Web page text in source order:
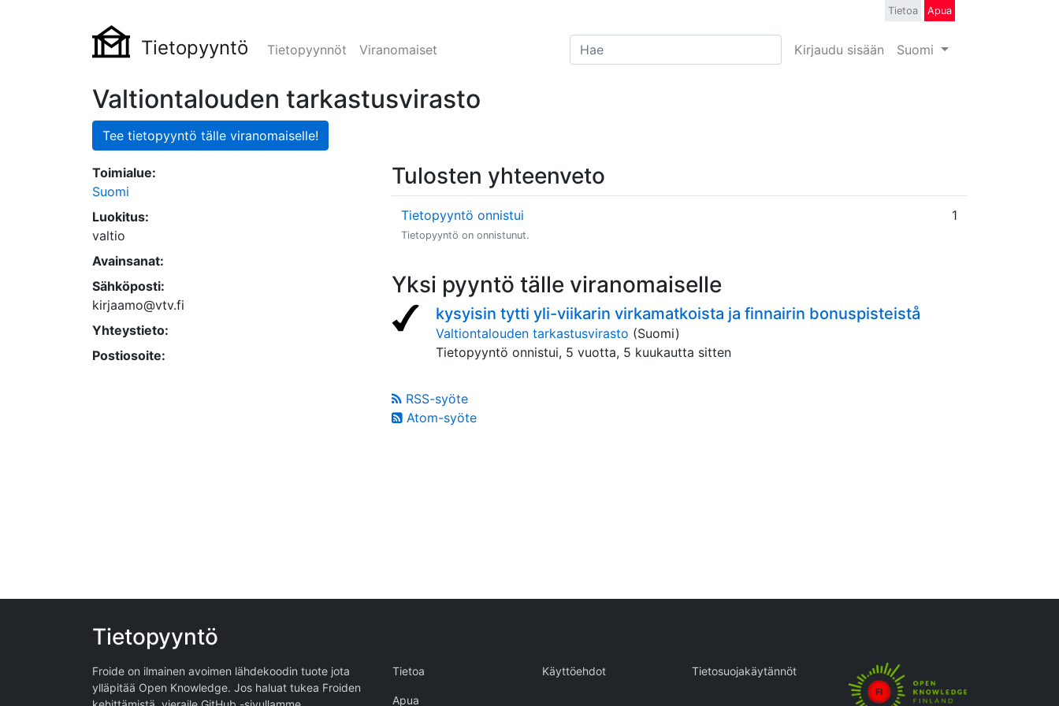
Tietopyyntö Tietopyynnöt Viranomaiset Kirjaudu sisään Suomi
Tietoa Apua
Valtiontalouden tarkastusvirasto
Tee tietopyyntö tälle viranomaiselle!
Toimialue:
Suomi
Luokitus:
valtio
Avainsanat:
Sähköposti:
kirjaamo@vtv.fi
Yhteystieto:
Postiosoite:
Tulosten yhteenveto
Tietopyyntö onnistui
Tietopyyntö on onnistunut.
1
Yksi pyyntö tälle viranomaiselle
kysyisin tytti yli-viikarin virkamatkoista ja finnairin bonuspisteistå
Valtiontalouden tarkastusvirasto (Suomi)
Tietopyyntö onnistui, 5 vuotta, 5 kuukautta sitten
RSS-syöte
Atom-syöte
Tietopyyntö
Froide on ilmainen avoimen lähdekoodin tuote jota
ylläpitää Open Knowledge. Jos haluat tukea Froiden
Tietoa Käyttöehdot Tietosuojakäytännöt
Apua